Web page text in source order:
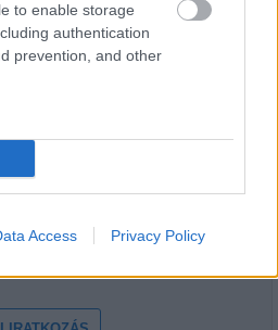
to enable storage
authentication
prevention, and other
Access Privacy Policy